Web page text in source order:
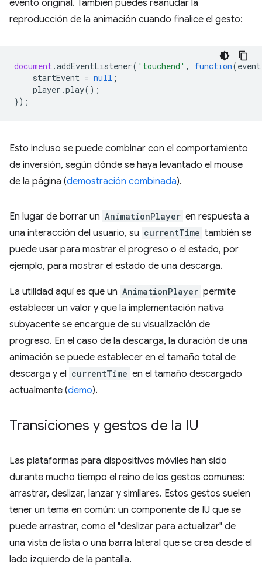
evento original. También puedes reanudar la
reproducción de la animación cuando finalice el gesto:
document.addEventListener( 'touchend' , function(event
startEvent = null ;
player .play();
});
Esto incluso se puede combinar con el comportamiento
de inversión, según dónde se haya levantado el mouse
de la página (demostración combinada).
En lugar de borrar un AnimationPlayer en respuesta a
una interacción del usuario, su currentTime también se
puede usar para mostrar el progreso o el estado, por
ejemplo, para mostrar el estado de una descarga.
La utilidad aquí es que un AnimationPlayer permite
establecer un valor y que la implementación nativa
subyacente se encargue de su visualización de
progreso. En el caso de la descarga, la duración de una
animación se puede establecer en el tamaño total de
descarga y el currentTime en el tamaño descargado
actualmente (demo).
Transiciones y gestos de la IU
Las plataformas para dispositivos móviles han sido
durante mucho tiempo el reino de los gestos comunes:
arrastrar, deslizar, lanzar y similares. Estos gestos suelen
tener un tema en común: un componente de IU que se
puede arrastrar, como el "deslizar para actualizar" de
una vista de lista o una barra lateral que se crea desde el
lado izquierdo de la pantalla.